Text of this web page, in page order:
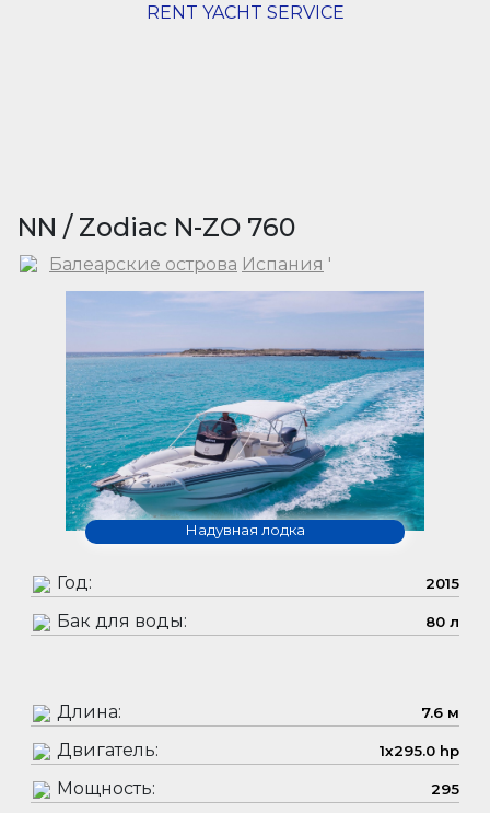
RENT YACHT SERVICE
NN / Zodiac N-ZO 760
Балеарские острова Испания '
Надувная лодка
Год: 2015
Бак для воды: 80 л
Длина: 7.6 м
Двигатель: 1x295.0 hp
Мощность: 295